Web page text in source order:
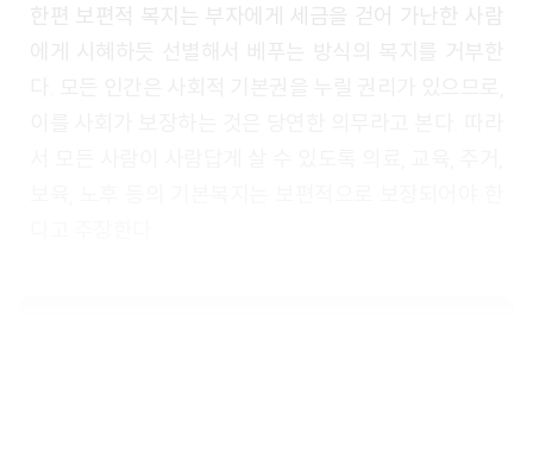
한편 보편적 복지는 부자에게 세금을 걷어 가난한 사람